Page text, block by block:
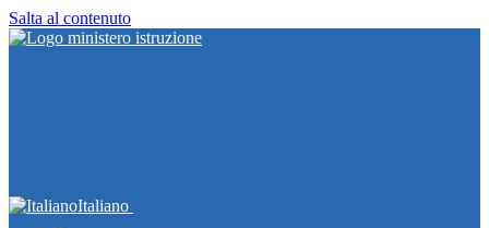
Salta al contenuto
Italiano